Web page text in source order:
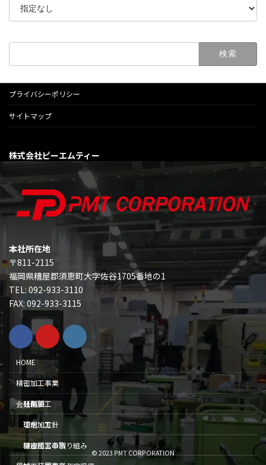
検
プライバシーポリシー
サイトマップ
株式会社ピーエムティー
本社所在地
〒811-2115
福岡県糟屋郡須恵町大字佐谷1705番地の1
TEL: 092-933-3110
FAX: 092-933-3115
HOME
精密加工事業
研削加工
切削加工
精密加工事例
会社概要
理念・方針
健康経営の取り組み
© 2023 PMT CORPORATION